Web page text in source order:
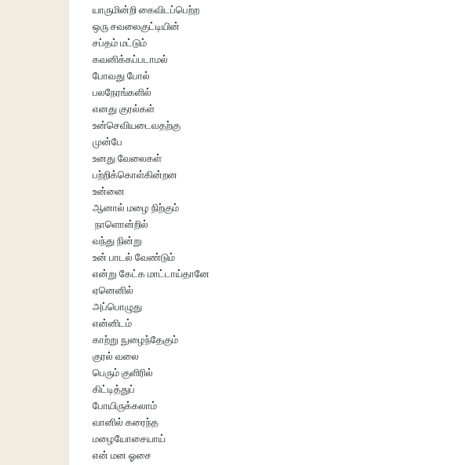
யாருமின்றி கைவிடப்பெற்ற
ஒரு சவலைகுட்டியின்
சப்தம் மட்டும்
கவனிக்கப்படாமல்
போவது போல்
பலநேரங்களில்
எனது குரல்கள்
உன்செவியடைவதற்கு
முன்பே
உனது வேலைகள்
பற்றிக்கொள்கின்றன
உன்னை
ஆனால் மழை நிற்கும்
நாளொன்றில்
வந்து நின்று
உன் பாடல் வேண்டும்
என்று கேட்க மாட்டாய்தானே
ஏனெனில்
அப்பொழுது
என்னிடம்
காற்று நுழைந்தேகும்
குரல் வலை
பெரும் குளிரில்
கிட்டித்துப்
போயிருக்கலாம்
வானில் கரைந்த
மழையோசையாய்
என் மன ஓசை